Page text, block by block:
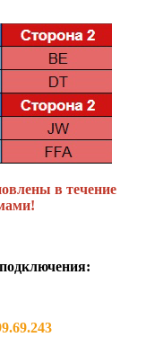
в течение